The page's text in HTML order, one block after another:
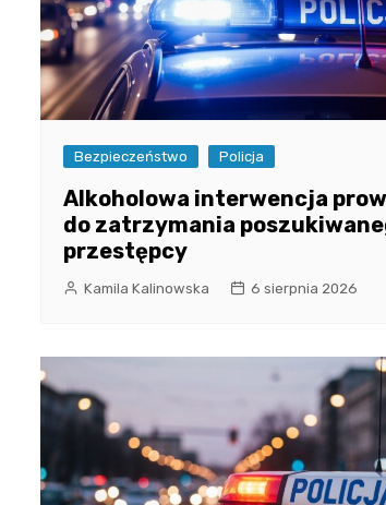
Bezpieczeństwo Policja
Alkoholowa interwencja
do zatrzymania
przestępcy
Kamila Kalinowska 6 sierpnia 2026